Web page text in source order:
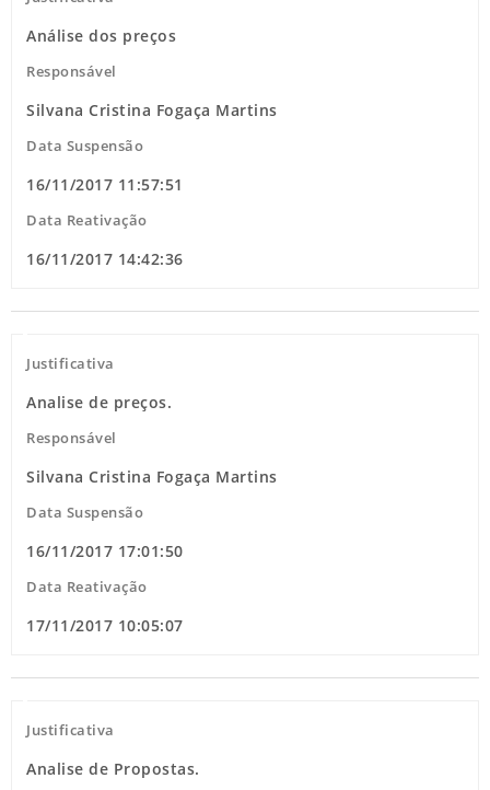
Análise dos preços
Responsável
Silvana Cristina Fogaça Martins
Data Suspensão
16/11/2017 11:57:51
Data Reativação
16/11/2017 14:42:36
Justificativa
Analise de preços.
Responsável
Silvana Cristina Fogaça Martins
Data Suspensão
16/11/2017 17:01:50
Data Reativação
17/11/2017 10:05:07
Justificativa
Analise de Propostas.